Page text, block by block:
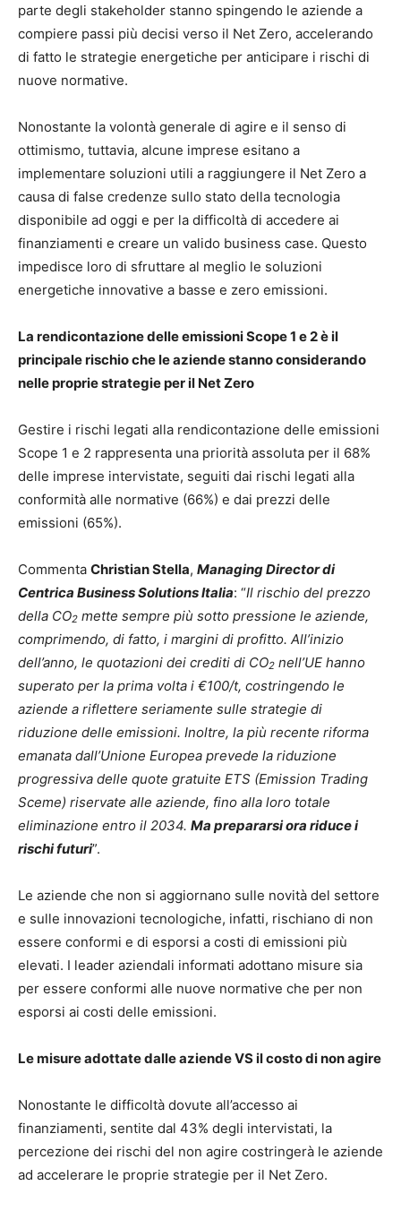
parte degli stakeholder stanno spingendo le aziende a
compiere passi più decisi verso il Net Zero, accelerando
di fatto le strategie energetiche per anticipare i rischi di
nuove normative.
Nonostante la volontà generale di agire e il senso di
ottimismo, tuttavia, alcune imprese esitano a
implementare soluzioni utili a raggiungere il Net Zero a
causa di false credenze sullo stato della tecnologia
disponibile ad oggi e per la difficoltà di accedere ai
finanziamenti e creare un valido business case. Questo
impedisce loro di sfruttare al meglio le soluzioni
energetiche innovative a basse e zero emissioni.
La rendicontazione delle emissioni Scope 1 e 2 è il
principale rischio che le aziende stanno considerando
nelle proprie strategie per il Net Zero
Gestire i rischi legati alla rendicontazione delle emissioni
Scope 1 e 2 rappresenta una priorità assoluta per il 68%
delle imprese intervistate, seguiti dai rischi legati alla
conformità alle normative (66%) e dai prezzi delle
emissioni (65%).
Commenta Christian Stella, Managing Director di
Centrica Business Solutions Italia: “Il rischio del prezzo
della CO2 mette sempre più sotto pressione le aziende,
comprimendo, di fatto, i margini di profitto. All’inizio
dell’anno, le quotazioni dei crediti di CO2 nell’UE hanno
superato per la prima volta i €100/t, costringendo le
aziende a riflettere seriamente sulle strategie di
riduzione delle emissioni. Inoltre, la più recente riforma
emanata dall’Unione Europea prevede la riduzione
progressiva delle quote gratuite ETS (Emission Trading
Sceme) riservate alle aziende, fino alla loro totale
eliminazione entro il 2034. Ma prepararsi ora riduce i
rischi futuri”.
Le aziende che non si aggiornano sulle novità del settore
e sulle innovazioni tecnologiche, infatti, rischiano di non
essere conformi e di esporsi a costi di emissioni più
elevati. I leader aziendali informati adottano misure sia
per essere conformi alle nuove normative che per non
esporsi ai costi delle emissioni.
Le misure adottate dalle aziende VS il costo di non agire
Nonostante le difficoltà dovute all’accesso ai
finanziamenti, sentite dal 43% degli intervistati, la
percezione dei rischi del non agire costringerà le aziende
ad accelerare le proprie strategie per il Net Zero.